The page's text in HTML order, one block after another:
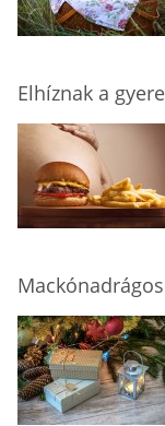
Elhíznak a